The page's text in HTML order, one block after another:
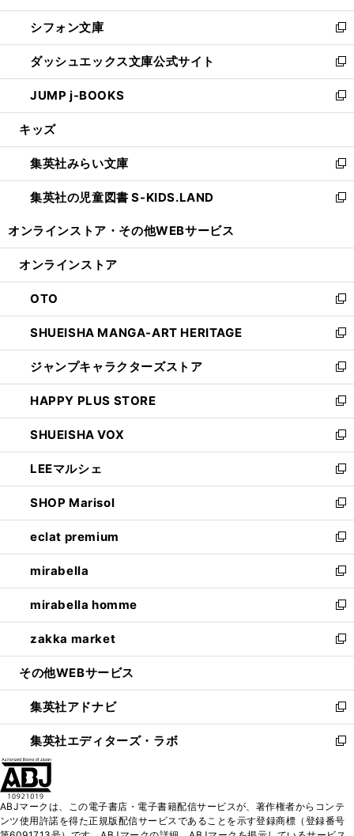
開
く
ウ
で
開
く
ウ
ィ
ン
ド
ウ
で
開
し
い
ウ
ィ
ン
ド
ウ
開
く
シフォン文庫
新
し
い
ウ
ィ
ン
ウ
で
開
く
ダッシュエックス文庫公式サイト
新
し
い
ウ
ン
ド
ウ
で
JUMP j-BOOKS
新
し
ウ
ィ
ン
ド
開
キッズ
集英社みらい文庫
新
し
い
ン
ウ
で
開
く
集英社の児童図書 S-KIDS.LAND
新
ウ
ン
ド
ウ
で
開
く
オンラインストア・ その他WEBサービス
オンラインストア
OTO
新
し
い
ウ
ィ
ン
ド
ウ
で
開
く
SHUEISHA MANGA-ART HERITAGE
新
し
い
ウ
ィ
ン
ド
ウ
で
開
く
ジャンプキャラクターズストア
新
し
い
ウ
ィ
ン
ド
ウ
で
開
く
HAPPY PLUS STORE
新
し
い
ウ
ィ
ン
ド
ウ
で
開
く
SHUEISHA VOX
新
し
い
ウ
ィ
ン
ド
ウ
で
開
く
LEEマルシェ
新
し
い
ウ
ィ
ン
ド
ウ
で
開
く
SHOP Marisol
新
し
い
ウ
ィ
ン
ド
ウ
で
開
eclat premium
新
し
い
ウ
ィ
ン
ド
ウ
開
く
mirabella
新
し
い
ウ
ィ
ン
ウ
で
開
く
mirabella homme
新
し
い
ウ
ン
ド
ウ
で
zakka market
新
し
ウ
ィ
ン
ド
く
その他WEBサービス
集英社アドナビ
新
し
い
ド
ウ
集英社エディターズ・ラボ
新
ィ
ン
ABJマークは、この電子書店・電子書籍配信サービスが、著作権者からコンテ
ンツ使用許諾を得た正規版配信サービスであることを示す登録商標（登録番号